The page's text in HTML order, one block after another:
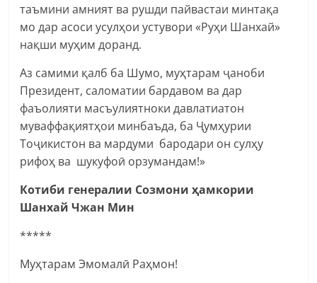
таъмини амният ва рушди пайвастаи минтақа
мо дар асоси усулҳои устувори «Руҳи Шанхай»
нақши муҳим доранд.
Аз самими қалб ба Шумо, муҳтарам ҷаноби
Президент, саломатии бардавом ва дар
фаъолияти масъулиятноки давлатиатон
муваффақиятҳои минбаъда, ба Ҷумҳурии
Тоҷикистон ва мардуми бародари он сулҳу
рифоҳ ва шукуфоӣ орзумандам!»
Котиби генералии Созмони ҳамкории
Шанхай Чжан Мин
*****
Муҳтарам Эмомалӣ Раҳмон!